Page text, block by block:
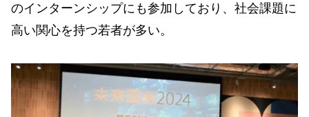
のインターンシップにも参加しており、社会課題に
高い関心を持つ若者が多い。